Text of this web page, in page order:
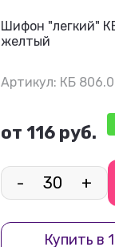
Шифон "легкий"
желтый
Артикул: КБ
от 116 руб.
- +
Купить в